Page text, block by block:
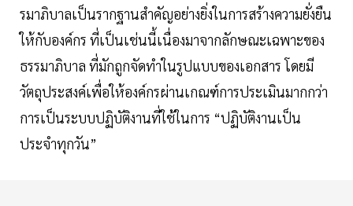
รมาภิบาลเป็นรากฐานสำคัญอย่างยิ่งในการสร้างความยั่งยืน
ให้กับองค์กร ที่เป็นเช่นนี้เนื่องมาจากลักษณะเฉพาะของ
ธรรมาภิบาล ที่มักถูกจัดทำในรูปแบบของเอกสาร โดยมี
วัตถุประสงค์เพื่อให้องค์กรผ่านเกณฑ์การประเมินมากกว่า
การเป็นระบบปฏิบัติงานที่ใช้ในการ “ปฏิบัติงานเป็น
ประจำทุกวัน”